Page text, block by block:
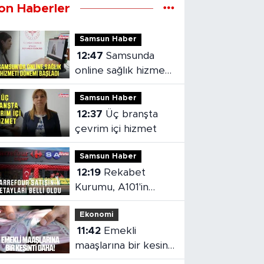
Haberler
Samsun Haber
12:47 Samsunda
online sağlık hizmeti
dönemi başladı
Samsun Haber
12:37
çevrim içi hizmet
Samsun Haber
12:19
Kurumu, A101'in
Carrefour devrine
şartlı izin verdi
Ekonomi
11:42
maaşlarına bir kesinti
daha!